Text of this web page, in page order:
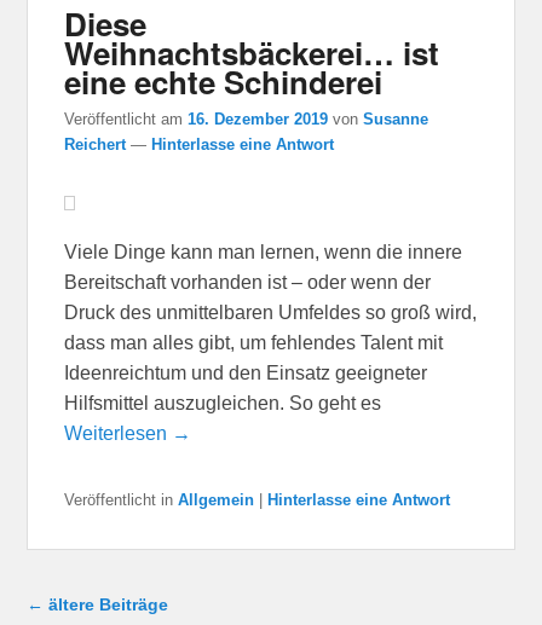
Diese
Weihnachtsbäckerei… ist
eine echte Schinderei
Veröffentlicht am16. Dezember 2019 vonSusanne
Reichert — Hinterlasse eine Antwort
Viele Dinge kann man lernen, wenn die innere
Bereitschaft vorhanden ist – oder wenn der
Druck des unmittelbaren Umfeldes so groß wird,
dass man alles gibt, um fehlendes Talent mit
Ideenreichtum und den Einsatz geeigneter
Hilfsmittel auszugleichen. So geht es
Weiterlesen →
Veröffentlicht in Allgemein Hinterlasse eine Antwort
Beitragsnavigation
← ältere Beiträge